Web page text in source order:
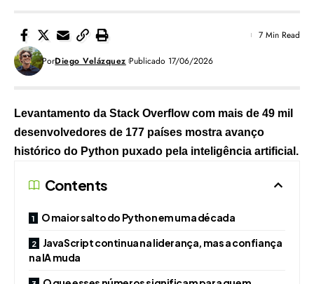
PorDiego Velázquez Publicado 17/06/2026
7 Min Read
Levantamento da Stack Overflow com mais de 49 mil
desenvolvedores de 177 países mostra avanço
histórico do Python puxado pela inteligência artificial.
Contents
O maior salto do Python em uma década
JavaScript continua na liderança, mas a confiança
na IA muda